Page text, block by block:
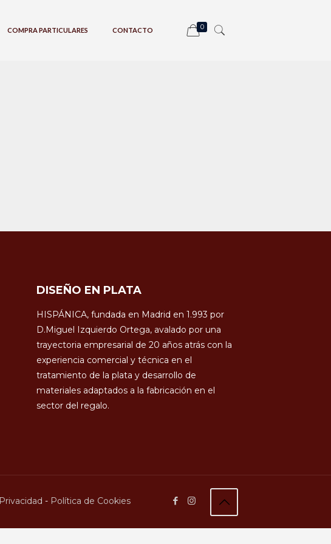
COMPRA PARTICULARES CONTACTO 0
DISEÑO EN PLATA
HISPÁNICA, fundada en Madrid en 1.993 por
D.Miguel Izquierdo Ortega, avalado por una
trayectoria empresarial de 20 años atrás con la
experiencia comercial y técnica en el
tratamiento de la plata y desarrollo de
materiales adaptados a la fabricación en el
sector del regalo.
- Política de Cookies